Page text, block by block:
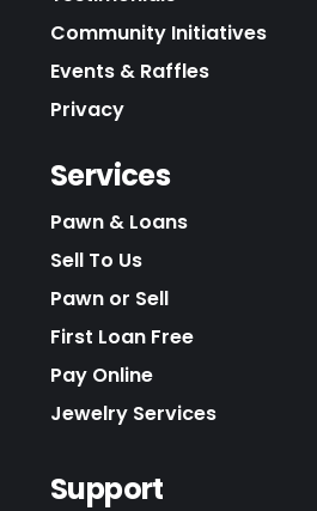
Community Initiatives
Events & Raffles
Privacy
Services
Pawn & Loans
Sell To Us
Pawn or Sell
First Loan Free
Pay Online
Jewelry Services
Support